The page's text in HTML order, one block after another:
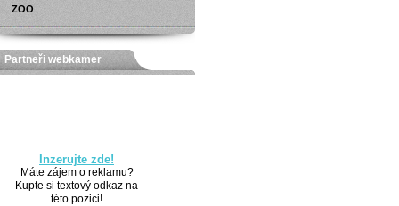
ZOO
Partneři webkamer
Inzerujte zde!
Máte zájem o reklamu?
Kupte si textový odkaz na
této pozici!